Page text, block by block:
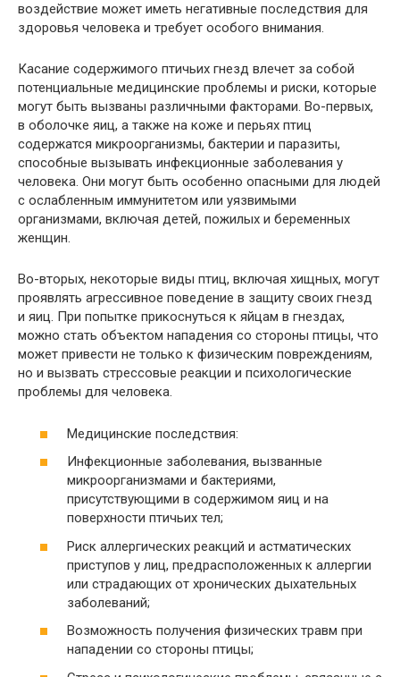
воздействие может иметь негативные последствия для
здоровья человека и требует особого внимания.
Касание содержимого птичьих гнезд влечет за собой
потенциальные медицинские проблемы и риски, которые
могут быть вызваны различными факторами. Во-первых,
в оболочке яиц, а также на коже и перьях птиц
содержатся микроорганизмы, бактерии и паразиты,
способные вызывать инфекционные заболевания у
человека. Они могут быть особенно опасными для людей
с ослабленным иммунитетом или уязвимыми
организмами, включая детей, пожилых и беременных
женщин.
Во-вторых, некоторые виды птиц, включая хищных, могут
проявлять агрессивное поведение в защиту своих гнезд
и яиц. При попытке прикоснуться к яйцам в гнездах,
можно стать объектом нападения со стороны птицы, что
может привести не только к физическим повреждениям,
но и вызвать стрессовые реакции и психологические
проблемы для человека.
Медицинские последствия:
Инфекционные заболевания, вызванные
микроорганизмами и бактериями,
присутствующими в содержимом яиц и на
поверхности птичьих тел;
Риск аллергических реакций и астматических
приступов у лиц, предрасположенных к аллергии
или страдающих от хронических дыхательных
заболеваний;
Возможность получения физических травм при
нападении со стороны птицы;